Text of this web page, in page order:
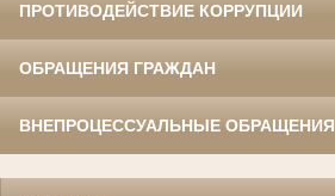
ПРОТИВОДЕЙСТВИЕ КОРРУПЦИИ
ОБРАЩЕНИЯ ГРАЖДАН
ВНЕПРОЦЕССУАЛЬНЫЕ ОБРАЩЕНИЯ